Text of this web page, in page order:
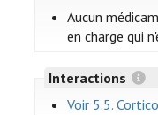
Aucun
en charge qui
Interactions
Voir 5.5.